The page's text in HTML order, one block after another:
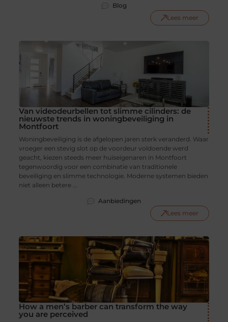
Blog
Lees meer
Van videodeurbellen tot slimme cilinders: de
nieuwste trends in woningbeveiliging in
Montfoort
Woningbeveiliging is de afgelopen jaren sterk veranderd. Waar
vroeger een stevig slot op de voordeur voldoende werd
geacht, kiezen steeds meer huiseigenaren in Montfoort
tegenwoordig voor een combinatie van traditionele
beveiliging en slimme technologie. Moderne systemen bieden
niet alleen betere ...
Aanbiedingen
Lees meer
How a men’s barber can transform the way
you are perceived